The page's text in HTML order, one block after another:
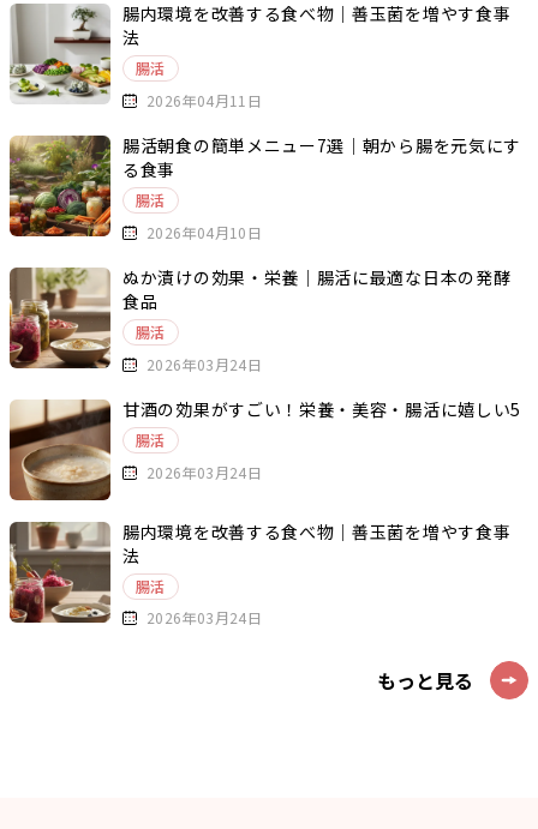
腸内環境を改善する食べ物｜善玉菌を増やす食事
法
腸活
2026年04月11日
腸活朝食の簡単メニュー7選｜朝から腸を元気にす
る食事
腸活
2026年04月10日
ぬか漬けの効果・栄養｜腸活に最適な日本の発酵
食品
腸活
2026年03月24日
甘酒の効果がすごい！栄養・美容・腸活に嬉しい5
つの理由
腸活
2026年03月24日
腸内環境を改善する食べ物｜善玉菌を増やす食事
法
腸活
2026年03月24日
もっと見る